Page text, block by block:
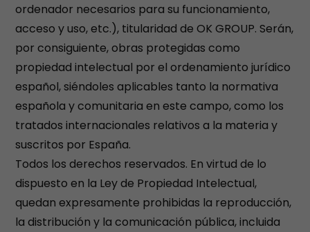
ordenador necesarios para su funcionamiento,
acceso y uso, etc.), titularidad de OK GROUP. Serán,
por consiguiente, obras protegidas como
propiedad intelectual por el ordenamiento jurídico
español, siéndoles aplicables tanto la normativa
española y comunitaria en este campo, como los
tratados internacionales relativos a la materia y
suscritos por España.
Todos los derechos reservados. En virtud de lo
dispuesto en la Ley de Propiedad Intelectual,
quedan expresamente prohibidas la reproducción,
la distribución y la comunicación pública, incluida